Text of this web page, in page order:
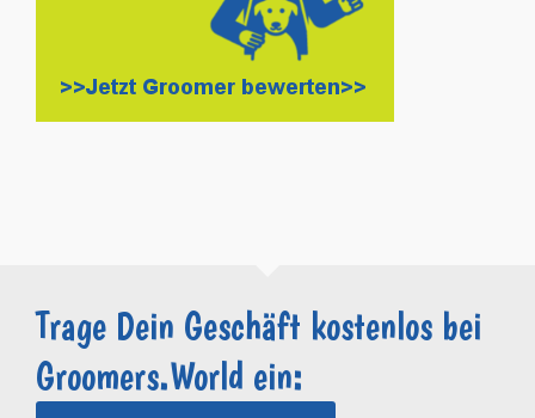
Trage Dein Geschäft kostenlos bei
Groomers.World ein: